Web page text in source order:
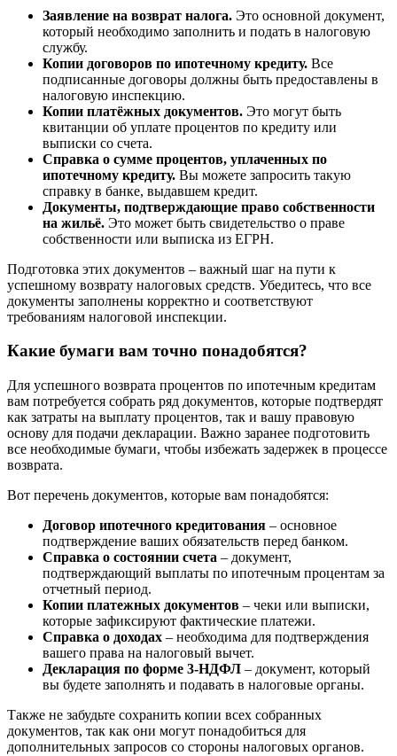
Заявление на возврат налога. Это основной документ,
который необходимо заполнить и подать в налоговую
службу.
Копии договоров по ипотечному кредиту. Все
подписанные договоры должны быть предоставлены в
налоговую инспекцию.
Копии платёжных документов. Это могут быть
квитанции об уплате процентов по кредиту или
выписки со счета.
Справка о сумме процентов, уплаченных по
ипотечному кредиту. Вы можете запросить такую
справку в банке, выдавшем кредит.
Документы, подтверждающие право собственности
на жильё. Это может быть свидетельство о праве
собственности или выписка из ЕГРН.
Подготовка этих документов – важный шаг на пути к
успешному возврату налоговых средств. Убедитесь, что все
документы заполнены корректно и соответствуют
требованиям налоговой инспекции.
Какие бумаги вам точно понадобятся?
Для успешного возврата процентов по ипотечным кредитам
вам потребуется собрать ряд документов, которые подтвердят
как затраты на выплату процентов, так и вашу правовую
основу для подачи декларации. Важно заранее подготовить
все необходимые бумаги, чтобы избежать задержек в процессе
возврата.
Вот перечень документов, которые вам понадобятся:
Договор ипотечного кредитования – основное
подтверждение ваших обязательств перед банком.
Справка о состоянии счета – документ,
подтверждающий выплаты по ипотечным процентам за
отчетный период.
Копии платежных документов – чеки или выписки,
которые зафиксируют фактические платежи.
Справка о доходах – необходима для подтверждения
вашего права на налоговый вычет.
Декларация по форме 3-НДФЛ – документ, который
вы будете заполнять и подавать в налоговые органы.
Также не забудьте сохранить копии всех собранных
документов, так как они могут понадобиться для
дополнительных запросов со стороны налоговых органов.